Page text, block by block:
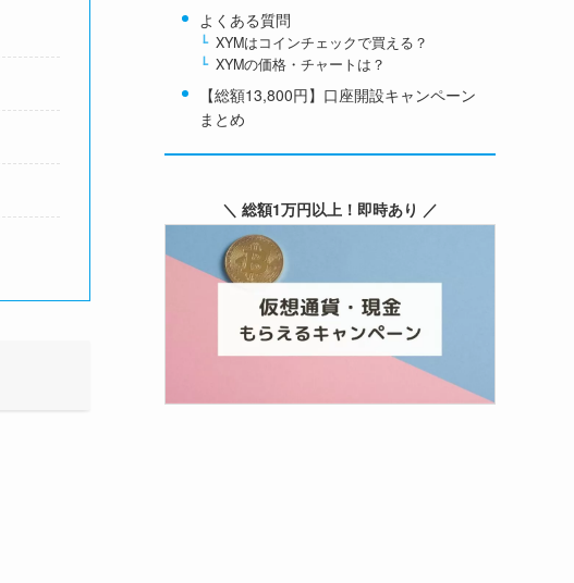
よくある質問
XYMはコインチェックで買える？
XYMの価格・チャートは？
【総額13,800円】口座開設キャンペーン
まとめ
＼ 総額1万円以上！即時あり ／